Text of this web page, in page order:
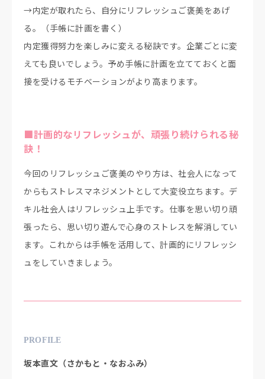
→内定が取れたら、自分にリフレッシュご褒美をあげ
る。（手帳に計画を書く）
内定獲得努力を楽しみに変える秘訣です。企業ごとに変
えても良いでしょう。予め手帳に計画を立てておくと面
接を受けるモチベーションがより高まります。
■計画的なリフレッシュが、頑張り続けられる秘
訣！
今回のリフレッシュご褒美のやり方は、社会人になって
からもストレスマネジメントとして大変役立ちます。デ
キル社会人はリフレッシュ上手です。仕事を思い切り頑
張ったら、思い切り遊んで心身のストレスを解消してい
ます。これからは手帳を活用して、計画的にリフレッシ
ュをしていきましょう。
PROFILE
坂本直文（さかもと・なおふみ）